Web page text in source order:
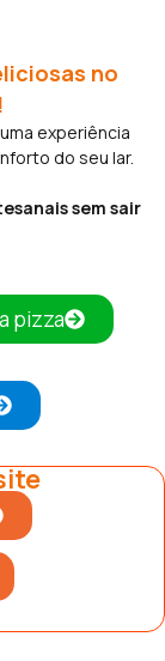
no
experiência
do seu lar.
sem sair
pizza